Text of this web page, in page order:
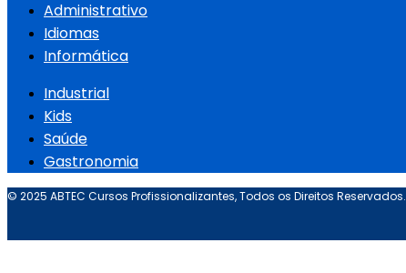
Administrativo
Idiomas
Informática
Industrial
Kids
Saúde
Gastronomia
© 2025 ABTEC Cursos Profissionalizantes, Todos os Direitos Reservados.